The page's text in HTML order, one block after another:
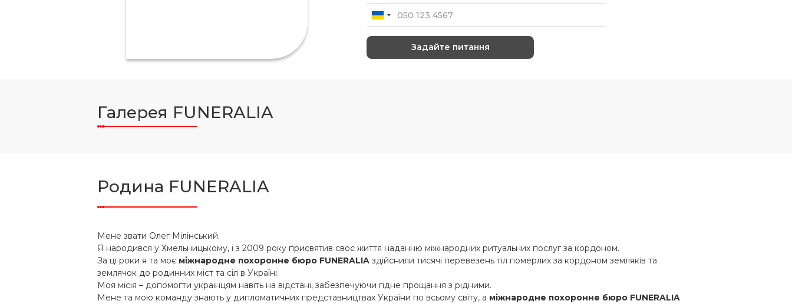
Галерея FUNERALIA
Родина FUNERALIA
Мене звати Олег Мілінський.
Я народився у Хмельницькому, і з 2009 року присвятив своє життя наданню міжнародних ритуальних послуг за кордоном.
За ці роки я та моє міжнародне похоронне бюро FUNERALIAздійснили тисячі перевезень тіл померлих за кордоном земляків та
землячок до родинних міст та сіл в Україні.
Моя місія – допомогти українцям навіть на відстані, забезпечуючи гідне прощання з рідними.
Мене та мою команду знають у дипломатичних представництвах України по всьому світу, а міжнародне похоронне бюро FUNERALIA